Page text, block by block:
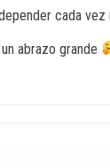
cada
abrazo grande